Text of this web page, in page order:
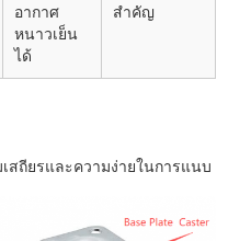
อากาศ
หนาวเย็น
ได้
สำคัญ
สถียรและความง่ายในการแนบ